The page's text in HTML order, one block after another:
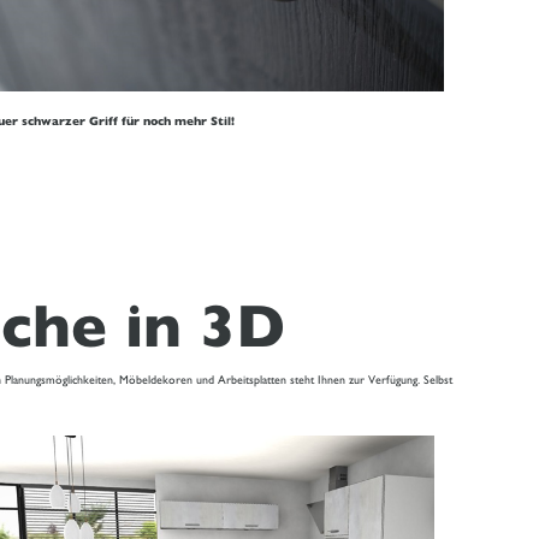
schwarzer Griff für noch mehr Stil!
in 3D
Möbeldekoren und Arbeitsplatten steht Ihnen zur Verfügung. Selbst